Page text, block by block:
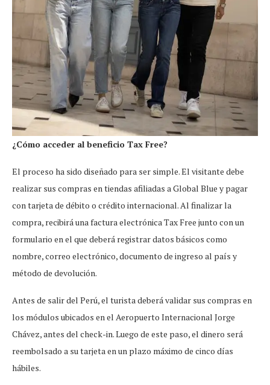
¿Cómo acceder al beneficio Tax Free?
El proceso ha sido diseñado para ser simple. El visitante debe
realizar sus compras en tiendas afiliadas a Global Blue y pagar
con tarjeta de débito o crédito internacional. Al finalizar la
compra, recibirá una factura electrónica Tax Free junto con un
formulario en el que deberá registrar datos básicos como
nombre, correo electrónico, documento de ingreso al país y
método de devolución.
Antes de salir del Perú, el turista deberá validar sus compras en
los módulos ubicados en el Aeropuerto Internacional Jorge
Chávez, antes del check-in. Luego de este paso, el dinero será
reembolsado a su tarjeta en un plazo máximo de cinco días
hábiles.